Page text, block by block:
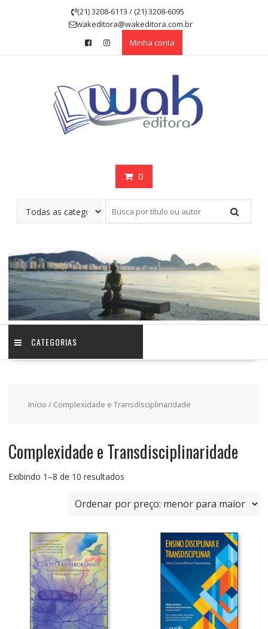
(21) 3208-6113 / (21) 3208-6095
wakeditora@wakeditora.com.br
Minha conta
0
CATEGORIAS
Início / Complexidade e Transdisciplinaridade
Complexidade e Transdisciplinaridade
Exibindo 1–8 de 10 resultadosClassificado
preço: